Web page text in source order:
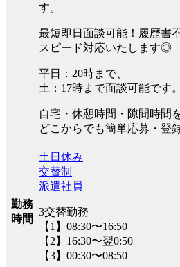
す。
最短即日面談可能！履歴書
スピード対応いたします◎
平日：20時まで、
土：17時まで面談可能です。
自宅・休憩時間・隙間時間
どこからでも簡単応募・登
勤務
時間
土日休み
交替制
派遣社員
3交替勤務
【1】08:30〜16:50
【2】16:30〜翌0:50
【3】00:30〜08:50